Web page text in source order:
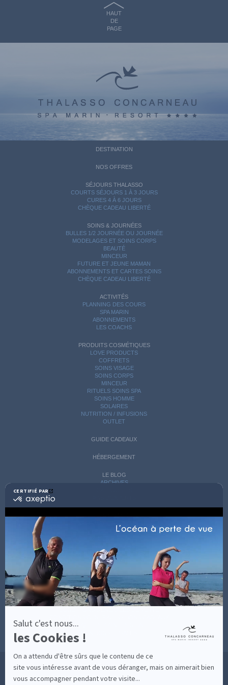
CERTIFIÉ PAR
certifié
savoir
plus
sur
Axeptio
Salut c'est nous...
les Cookies !
On a attendu d'être sûrs que le contenu de ce
site vous intéresse avant de vous déranger, mais on aimerait bien
vous accompagner pendant votre visite...
HAUT
DE
PAGE
DESTINATION
NOS OFFRES
SÉJOURS THALASSO
COURTS SÉJOURS 1 À 3 JOURS
CURES 4 À 6 JOURS
CHÈQUE CADEAU LIBERTÉ
SOINS & JOURNÉES
BULLES 1/2 JOURNÉE OU JOURNÉE
MODELAGES ET SOINS CORPS
BEAUTÉ
MINCEUR
FUTURE ET JEUNE MAMAN
ABONNEMENTS ET CARTES SOINS
CHÈQUE CADEAU LIBERTÉ
ACTIVITÉS
PLANNING DES COURS
SPA MARIN
ABONNEMENTS
LES COACHS
PRODUITS COSMÉTIQUES
LOVE PRODUCTS
COFFRETS
SOINS VISAGE
SOINS CORPS
MINCEUR
RITUELS SOINS SPA
SOINS HOMME
SOLAIRES
NUTRITION / INFUSIONS
OUTLET
GUIDE CADEAUX
HÉBERGEMENT
LE BLOG
ARCHIVES
LES COACHS
SOINS AVEC HÉBERGEMENT
BONNES RAISONS DE VENIR
MON COMPTE
MON PANIER
ACCÈS
CONTACT
MESURES D'HYGIÈNE
POLITIQUE DE CONFIDENTIALITÉ
MENTIONS LÉGALES
36 RUE DES SABLES BLANCS - 29900 CONCARNEAU - 02 98 75 05 40